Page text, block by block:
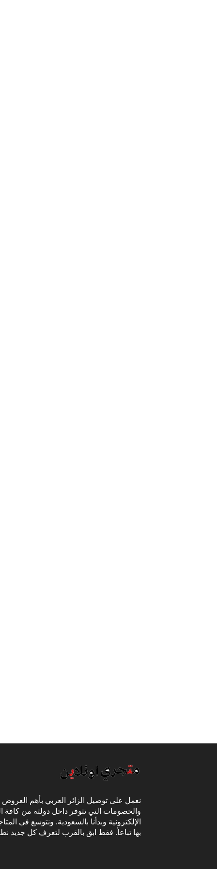
نعمل على توصيل الزائر العربي بأهم العروض
والخصومات التي تتوفر داخل دولته من كافة
الإلكترونية وبدأنا بالسعودية. ونتوسع في
بها تباعاً. فقط ابق بالقرب لتعرف كل جديد